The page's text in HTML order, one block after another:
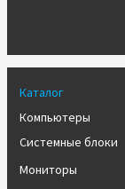
Каталог
Компьютеры
Системные блоки
Мониторы